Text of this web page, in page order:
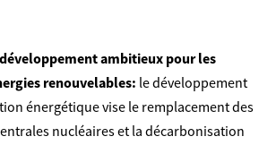
ambitieux pour les
renouvelables: le développement
énergétique vise le remplacement des
nucléaires et la décarbonisation